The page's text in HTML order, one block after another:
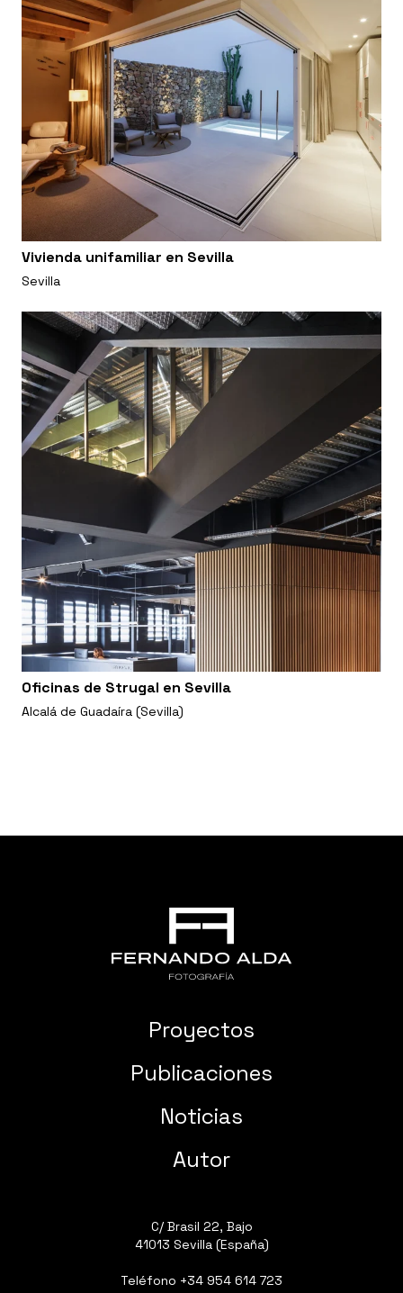
Vivienda unifamiliar en Sevilla
Sevilla
Oficinas de Strugal en Sevilla
Alcalá de Guadaíra (Sevilla)
Proyectos
Publicaciones
Noticias
Autor
C/ Brasil 22, Bajo
41013 Sevilla (España)
Teléfono +34 954 614 723